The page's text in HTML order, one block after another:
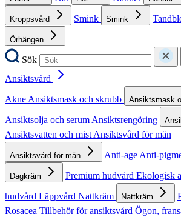
Kroppsvård Smink Smink
Örhängen
Sök
Ansiktsvård
AkneAnsiktsmask och skrubb Ansiktsmask
Ansiktsolja och serumAnsiktsrengöring
Ansiktsvatten och mistAnsiktsvård för män
Ansiktsvård för män Anti-ageAnti-
Dagkräm Premium hudvård Ekologisk
hudvård Läppvård Nattkräm Nattkräm
Rosacea Tillbehör för ansiktsvård Ögon,